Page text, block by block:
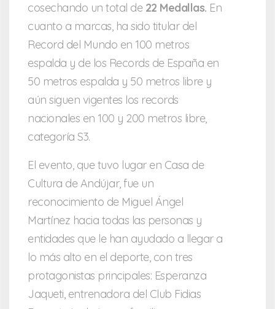
cosechando un total de 22 Medallas. En
cuanto a marcas, ha sido titular del
Record del Mundo en 100 metros
espalda y de los Records de España en
50 metros espalda y 50 metros libre y
aún siguen vigentes los records
nacionales en 100 y 200 metros libre,
categoría S3.
El evento, que tuvo lugar en Casa de
Cultura de Andújar, fue un
reconocimiento de Miguel Ángel
Martínez hacia todas las personas y
entidades que le han ayudado a llegar a
lo más alto en el deporte, con tres
protagonistas principales: Esperanza
Jaqueti, entrenadora del Club Fidias